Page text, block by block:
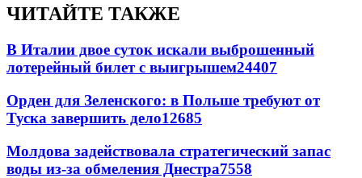
ЧИТАЙТЕ ТАКЖЕ
В Италии двое суток искали выброшенный
лотерейный билет с выигрышем24407
Орден для Зеленского: в Польше требуют от
Туска завершить дело12685
Молдова задействовала стратегический запас
воды из-за обмеления Днестра7558